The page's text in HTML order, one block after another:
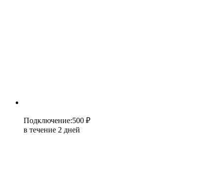
Подключение:500 ₽
в течение 2 дней